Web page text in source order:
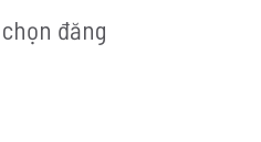
đăng